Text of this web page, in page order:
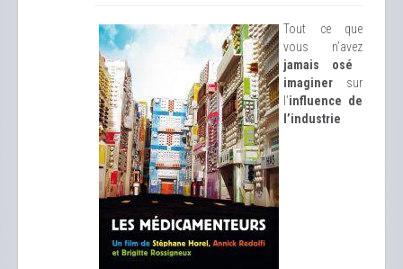
Tout ce que
vous n’avez
jamais osé
imaginer sur
l’influence de
l’industrie